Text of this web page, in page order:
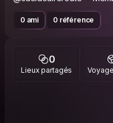
0 ami 0 référence
0
Lieux partagés